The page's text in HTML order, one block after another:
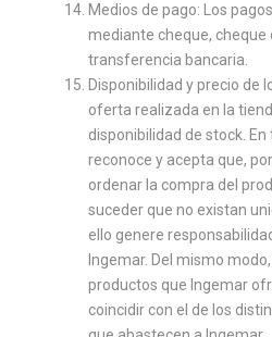
Medios de pago: Los
mediante cheque,
transferencia bancaria.
Disponibilidad y precio de
oferta realizada en la
disponibilidad de stock.
reconoce y acepta que,
ordenar la compra del
suceder que no existan
ello genere
Ingemar. Del mismo
productos que Ingemar
coincidir con el de los